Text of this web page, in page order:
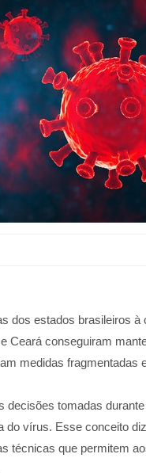
dos estados brasileiros
Ceará conseguiram
medidas fragmentadas
tomadas
vírus. Esse conceito
técnicas que permitem